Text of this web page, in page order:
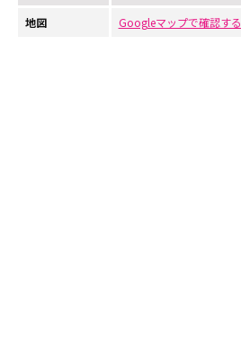
地図 Googleマップで確認する